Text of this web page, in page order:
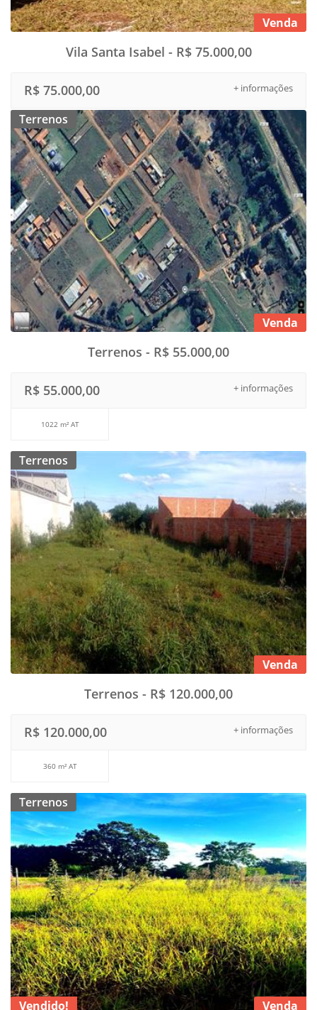
Venda
Vila Santa Isabel - R$ 75.000,00
+ informações
R$ 75.000,00
Terrenos
Venda
Terrenos - R$ 55.000,00
+ informações
R$ 55.000,00
1022 m² AT
Terrenos
Venda
Terrenos - R$ 120.000,00
+ informações
R$ 120.000,00
360 m² AT
Terrenos
Venda
Vendido!